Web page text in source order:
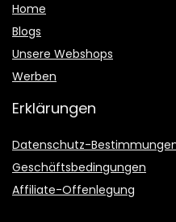
Home
Blogs
Unsere Webshops
Werben
Erklärungen
Datenschutz-
Geschäftsbedingungen
Affiliate-Offenlegung